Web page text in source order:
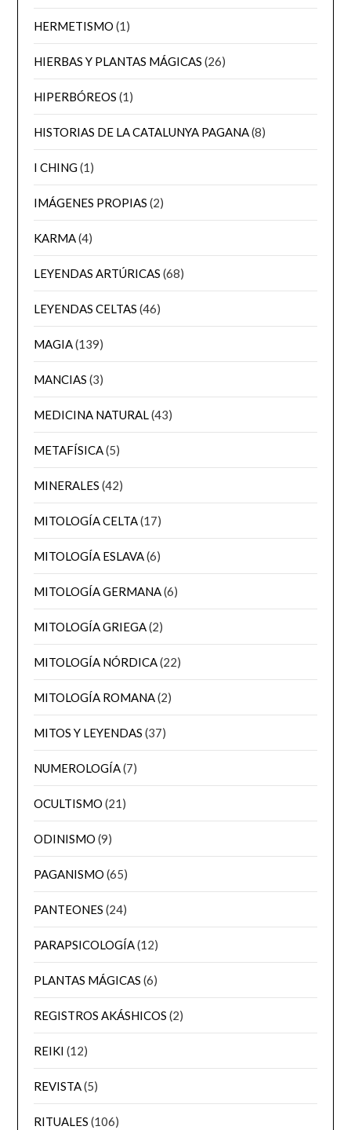
HERMETISMO (1)
HIERBAS Y PLANTAS MÁGICAS (26)
HIPERBÓREOS (1)
HISTORIAS DE LA CATALUNYA PAGANA(8)
I CHING(1)
IMÁGENES PROPIAS (2)
KARMA(4)
LEYENDAS ARTÚRICAS (68)
LEYENDAS CELTAS (46)
MAGIA(139)
MANCIAS (3)
MEDICINA NATURAL(43)
METAFÍSICA(5)
MINERALES (42)
MITOLOGÍA CELTA(17)
MITOLOGÍA ESLAVA(6)
MITOLOGÍA GERMANA(6)
MITOLOGÍA GRIEGA(2)
MITOLOGÍA NÓRDICA(22)
MITOLOGÍA ROMANA(2)
MITOS Y LEYENDAS (37)
NUMEROLOGÍA(7)
OCULTISMO (21)
ODINISMO (9)
PAGANISMO (65)
PANTEONES (24)
PARAPSICOLOGÍA(12)
PLANTAS MÁGICAS (6)
REGISTROS AKÁSHICOS (2)
REIKI (12)
REVISTA(5)
RITUALES (106)